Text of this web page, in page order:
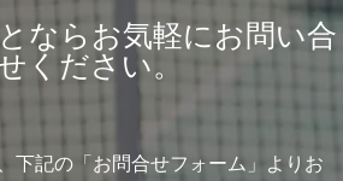
ならお気軽にお問い合
ください。
下記の「お問合せフォーム」よりお